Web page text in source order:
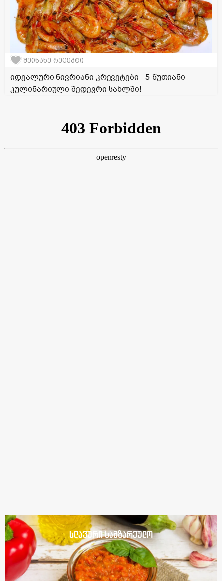
შეინახე რეცეპტი
იდეალური ნივრიანი კრევეტები - 5-წუთიანი
კულინარიული შედევრი სახლში!
სლავური სამზარეულო